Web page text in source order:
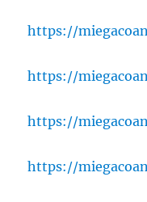
https://
https://
https://
https://